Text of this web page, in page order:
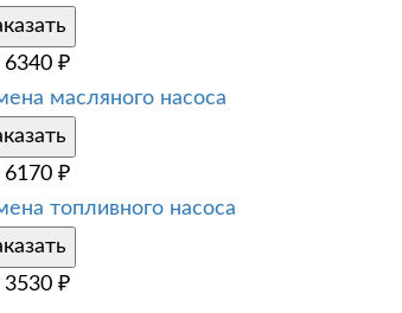
6340 ₽
масляного насоса
6170 ₽
топливного насоса
3530 ₽